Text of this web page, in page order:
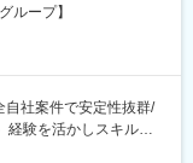
インを想定しており
ボタン』は当社独自の
これはちょっと…」と
ちろんアサイン後の変
ループ】
自社案件で安定性抜群/
経験を活かしスキルア